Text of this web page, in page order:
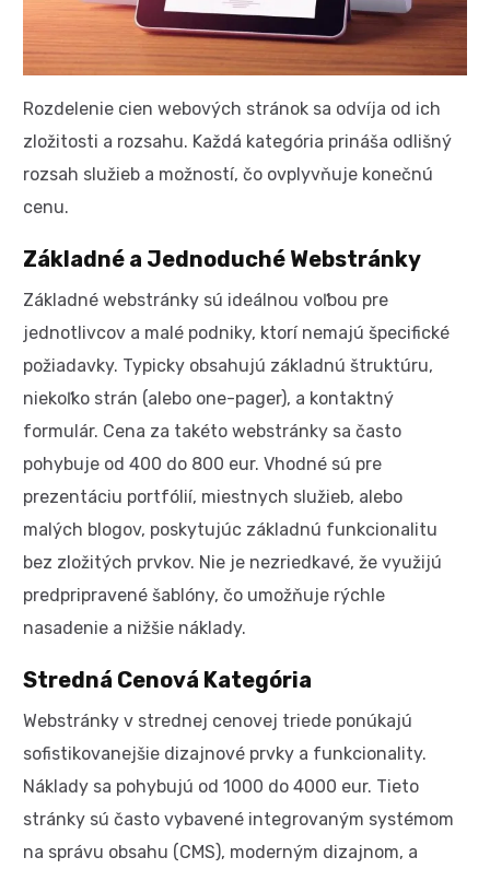
Rozdelenie cien webových stránok sa odvíja od ich
zložitosti a rozsahu. Každá kategória prináša odlišný
rozsah služieb a možností, čo ovplyvňuje konečnú
cenu.
Základné a Jednoduché Webstránky
Základné webstránky sú ideálnou voľbou pre
jednotlivcov a malé podniky, ktorí nemajú špecifické
požiadavky. Typicky obsahujú základnú štruktúru,
niekoľko strán (alebo one-pager), a kontaktný
formulár. Cena za takéto webstránky sa často
pohybuje od 400 do 800 eur. Vhodné sú pre
prezentáciu portfólií, miestnych služieb, alebo
malých blogov, poskytujúc základnú funkcionalitu
bez zložitých prvkov. Nie je nezriedkavé, že využijú
predpripravené šablóny, čo umožňuje rýchle
nasadenie a nižšie náklady.
Stredná Cenová Kategória
Webstránky v strednej cenovej triede ponúkajú
sofistikovanejšie dizajnové prvky a funkcionality.
Náklady sa pohybujú od 1000 do 4000 eur. Tieto
stránky sú často vybavené integrovaným systémom
na správu obsahu (CMS), moderným dizajnom, a